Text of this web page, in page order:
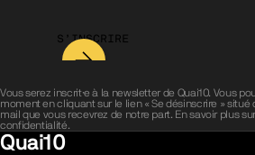
S’INSCRIRE
Vous serez inscrit·e à la newsletter de Quai10. Vous
moment en cliquant sur le lien « Se désinscrire »
mail que vous recevrez de notre part. En savoir plus
confidentialité.
Quai10